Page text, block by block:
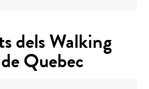
dels Walking
Quebec